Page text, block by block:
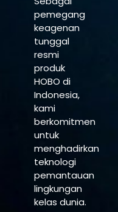
pemegang
keagenan
tunggal
resmi
produk
HOBO di
Indonesia,
kami
berkomitmen
untuk
menghadirkan
teknologi
pemantauan
lingkungan
kelas dunia.